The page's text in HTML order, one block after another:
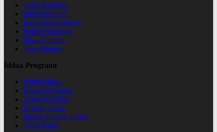
Canlı Sonuçlar
Spor Haberleri
Basketbol Sonuçlar
Futbol Sonuçlar
Puan Durumu
Tüm Oranlar
İddaa Programı
Futbol İddaa
Basketbol İddaa
Voleybol İddaa
Bilardo İddaa
Motor Sporları İddaa
Tenis İddaa